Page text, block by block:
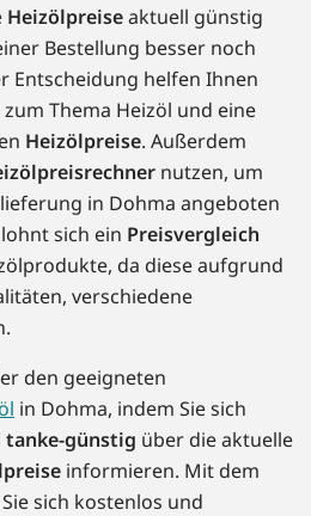
Heizölpreiseaktuell günstig
Bestellung besser noch
Entscheidung helfen Ihnen
Thema Heizöl und eine
Heizölpreise. Außerdem
nutzen, um
in Dohma angeboten
sich ein Preisvergleich
da diese aufgrund
verschiedene
den geeigneten
in Dohma, indem Sie sich
tanke-günstig über die aktuelle
informieren. Mit dem
sich kostenlos und